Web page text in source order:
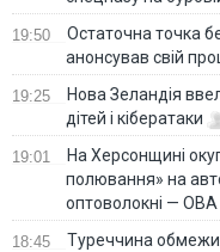
19:50
Остаточна точка
анонсував свій
19:25
Нова Зеландія
дітей і кібератаки
19:01
На Херсонщині
полювання» на
оптоволокні — ОВА
18:45
Туреччина